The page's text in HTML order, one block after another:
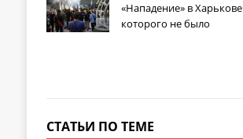
«Нападение» в Харькове
которого не было
СТАТЬИ ПО ТЕМЕ